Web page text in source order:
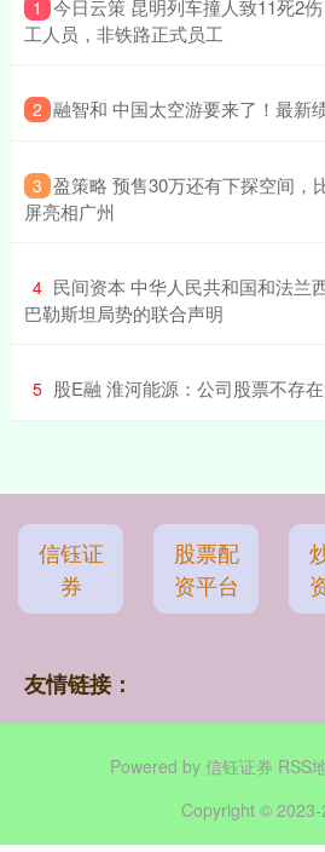
1 今日云策 昆明列车撞人致11死2
工人员，非铁路正式员工
2 融智和 中国太空游要来了！最新
3 盈策略 预售30万还有下探空间，
屏亮相广州
4 民间资本 中华人民共和国和法兰
巴勒斯坦局势的联合声明
5 股E融 淮河能源：公司股票不存
信钰证
券
股票配
资平台
友情链接：
Powered by 信钰证券 RSS
Copyright © 2023-